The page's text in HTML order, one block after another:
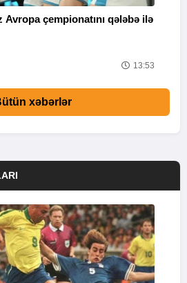
Avropa çempionatını qələbə ilə
13:53
xəbərlər